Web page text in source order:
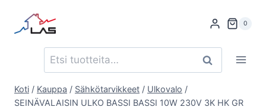
sisältöön
0
Etsi: Haku
Koti / Kauppa / Sähkötarvikkeet / Ulkovalo /
SEINÄVALAISIN ULKO BASSI BASSI 10W 230V 3K HK GR